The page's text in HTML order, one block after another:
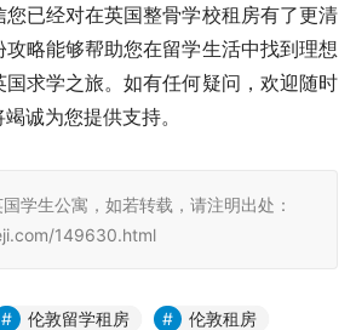
已经对在英国整骨学校租房有了更清
略能够帮助您在留学生活中找到理想
求学之旅。如有任何疑问，欢迎随时
诚为您提供支持。
学生公寓，如若转载，请注明出处：
149630.html
伦敦留学租房
伦敦租房